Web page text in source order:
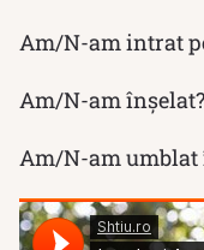
Am/N-am intrat
Am/N-am înșelat?
Am/N-am